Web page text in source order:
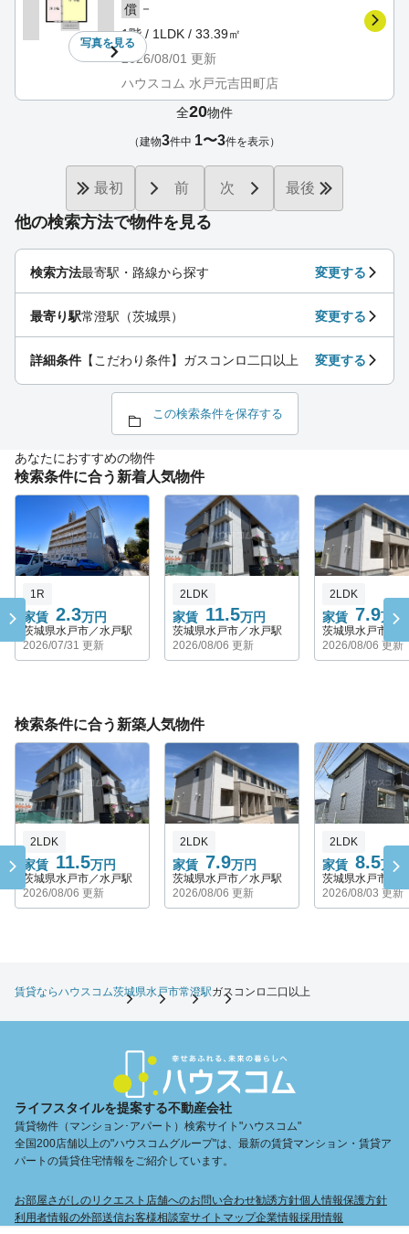
写真を見る
償 －
1階 / 1LDK / 33.39㎡
2026/08/01 更新
ハウスコム 水戸元吉田町店
他の検索方法で物件を見る
検索方法最寄駅・路線から探す 変更する
最寄り駅常澄駅（茨城県） 変更する
詳細条件 【こだわり条件】ガスコンロ二口以上 変更する
この検索条件を保存する
全20物件
（建物3件中 1〜3件を表示）
最初 前 次 最後
あなたにおすすめの物件
検索条件に合う新着人気物件
1R
家賃 2.3万円
茨城県水戸市／水戸駅
2026/07/31 更新
2LDK
家賃 11.5万円
茨城県水戸市／水戸駅
2026/08/06 更新
2LDK
家賃 7.9万円
茨城県水戸市／
2026/08/06 更新
検索条件に合う新築人気物件
2LDK
家賃 11.5万円
茨城県水戸市／水戸駅
2026/08/06 更新
2LDK
家賃 7.9万円
茨城県水戸市／水戸駅
2026/08/06 更新
2LDK
家賃 8.5万円
茨城県水戸市／
2026/08/03 更新
賃貸ならハウスコム茨城県水戸市常澄駅ガスコンロ二口以上
ライフスタイルを提案する不動産会社
賃貸物件（マンション･アパート）検索サイト"ハウスコム"
全国200店舗以上の"ハウスコムグループ"は、最新の賃貸マンション・賃貸ア
パートの賃貸住宅情報をご紹介しています。
お部屋さがしのリクエスト 店舗へのお問い合わせ勧誘方針個人情報保護方針
利用者情報の外部送信お客様相談室サイトマップ企業情報採用情報